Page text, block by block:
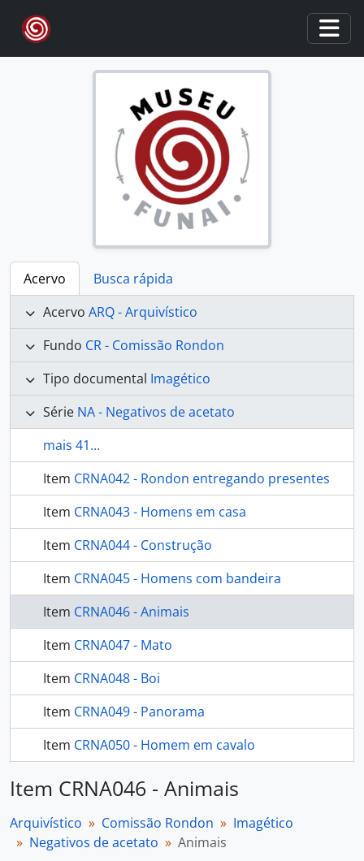
Skip to main content
Acervo
Busca rápida
Acervo ARQ - Arquivístico
Fundo CR - Comissão Rondon
Tipo documental Imagético
Série NA - Negativos de acetato
mais 41...
Item CRNA042 - Rondon entregando presentes
Item CRNA043 - Homens em casa
Item CRNA044 - Construção
Item CRNA045 - Homens com bandeira
Item CRNA046 - Animais
Item CRNA047 - Mato
Item CRNA048 - Boi
Item CRNA049 - Panorama
Item CRNA050 - Homem em cavalo
mais 273...
Item CRNA046 - Animais
Arquivístico Comissão Rondon
Imagético
Negativos de acetato
Animais